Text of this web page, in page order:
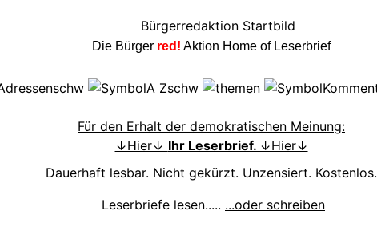
Die Bürger red! Aktion Home of Leserbrief
Für den Erhalt der demokratischen Meinung:
↓Hier↓ Ihr Leserbrief. ↓Hier↓
Dauerhaft lesbar. Nicht gekürzt. Unzensiert. Kostenlos.
Leserbriefe lesen..... ...oder schreiben